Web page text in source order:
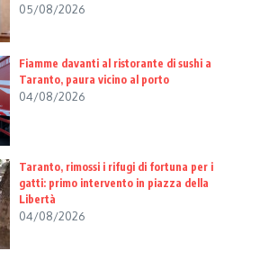
05/08/2026
Fiamme davanti al ristorante di sushi a
Taranto, paura vicino al porto
04/08/2026
Taranto, rimossi i rifugi di fortuna per i
gatti: primo intervento in piazza della
Libertà
04/08/2026